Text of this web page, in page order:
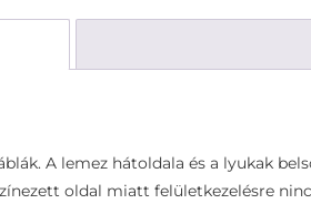
A lemez hátoldala és a lyukak
oldal miatt felületkezelésre